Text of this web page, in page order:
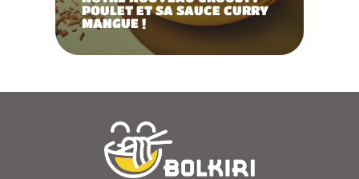
POULET ET SA SAUCE CURRY
MANGUE !